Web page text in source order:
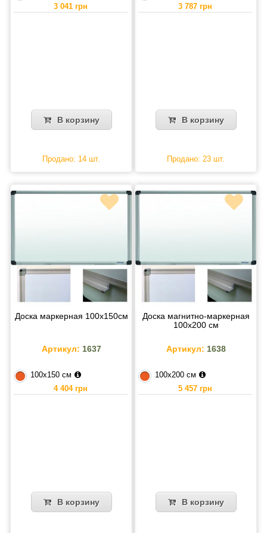
3 041 грн
В корзину
Продано: 14 шт.
3 787 грн
В корзину
Продано: 23 шт.
Доска маркерная 100х150см
Артикул: 1637
100х150 см
4 404 грн
В корзину
Доска магнитно-маркерная
100х200 см
Артикул: 1638
100х200 см
5 457 грн
В корзину